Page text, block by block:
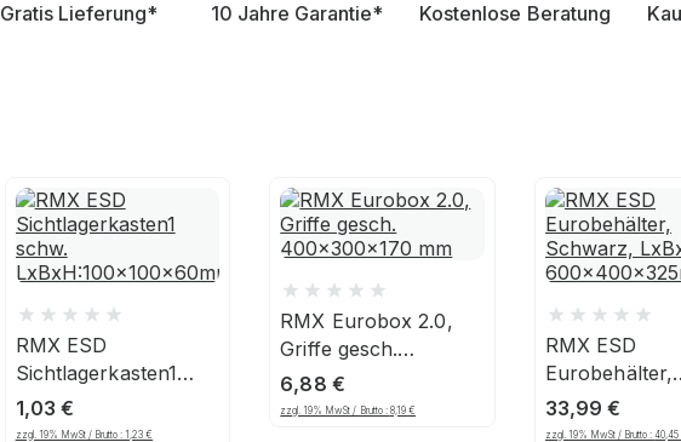
Gratis Lieferung* 10 Jahre Garantie* Kostenlose Beratung
RMX ESD
Sichtlagerkasten1
schw.
LxBxH:100x100x60mm
1,03€
zzgl. 19% MwSt / Brutto : 1,23€
RMX Eurobox 2.0,
Griffe gesch.
400x300x170 mm
6,88 €
zzgl. 19% MwSt / Brutto : 8,19 €
RMX ESD
Eurobehälter,
Schwarz,
33,99€
zzgl. 19% MwSt / Brutto :40,45